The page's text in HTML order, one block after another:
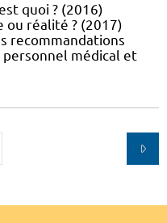
quoi ? (2016)
réalité ? (2017)
recommandations
personnel médical et